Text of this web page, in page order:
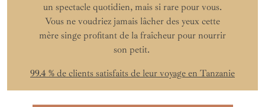
un spectacle quotidien, mais si rare pour vous.
Vous ne voudriez jamais lâcher des yeux cette
mère singe profitant de la fraîcheur pour nourrir
son petit.
99.4 % de clients satisfaits de leur voyage en Tanzanie